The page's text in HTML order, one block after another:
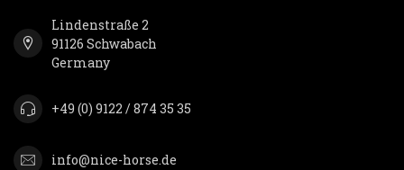
Lindenstraße 2
91126 Schwabach
Germany
+49 (0) 9122 / 874 35 35
info@nice-horse.de